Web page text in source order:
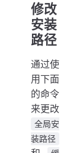
修改
安装
路径
通过使
用下面
的命令
来更改
全局安
装路径